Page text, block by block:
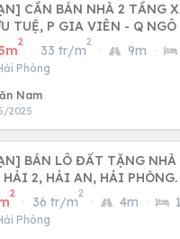
2 TẦNG XÂY ĐỘC LẬP TRONG NGÕ
TUỆ, P GIA VIÊN - Q
2
· 33 tr/m
2
· 9m ·
Phòng
Nam
2025
BÁN LÔ ĐẤT TẶNG
2, HẢI AN, HẢI PHÒNG.
2
· 36 tr/m
2
· 4m · 1
Phòng